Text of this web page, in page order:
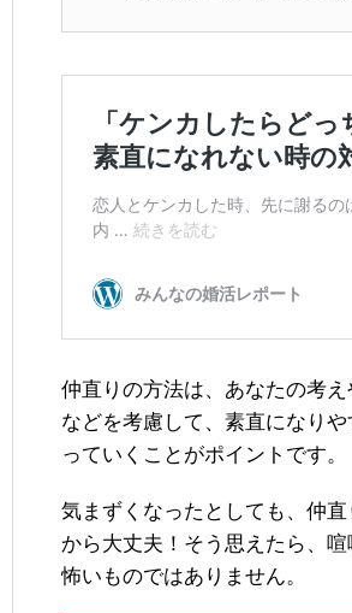
仲直りの方法は、あなたの考
などを考慮して、素直になり
っていくことがポイントです。
気まずくなったとしても、仲
から大丈夫！そう思えたら、
怖いものではありません。